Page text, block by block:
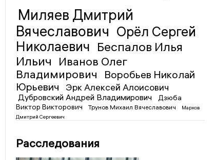
Миляев Дмитрий
Вячеславович Орёл Сергей
Николаевич Беспалов Илья
Ильич
Иванов Олег
Владимирович
Воробьев Николай
Юрьевич
Эрк Алексей Алоисович
Дубровский Андрей Владимирович
Дзюба
Виктор Викторович
Трунов Михаил Вячеславович
Марков
Дмитрий Сергеевич
Расследования